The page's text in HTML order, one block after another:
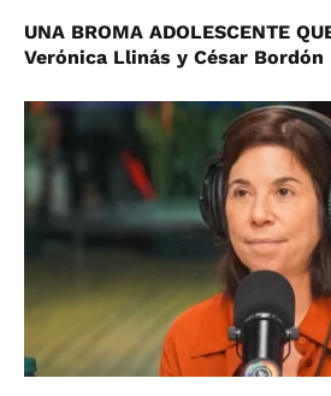
UNA BROMA ADOLESCENTE
Verónica Llinás y César Bordón